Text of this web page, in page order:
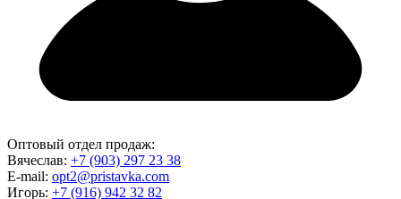
Оптовый отдел продаж:
Вячеслав: +7 (903) 297 23 38
E-mail: opt2@pristavka.com
Игорь: +7 (916) 942 32 82